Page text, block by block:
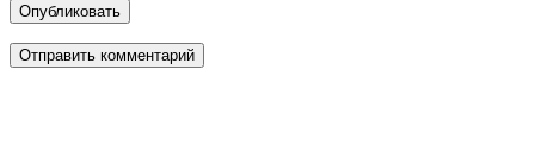
Опубликовать